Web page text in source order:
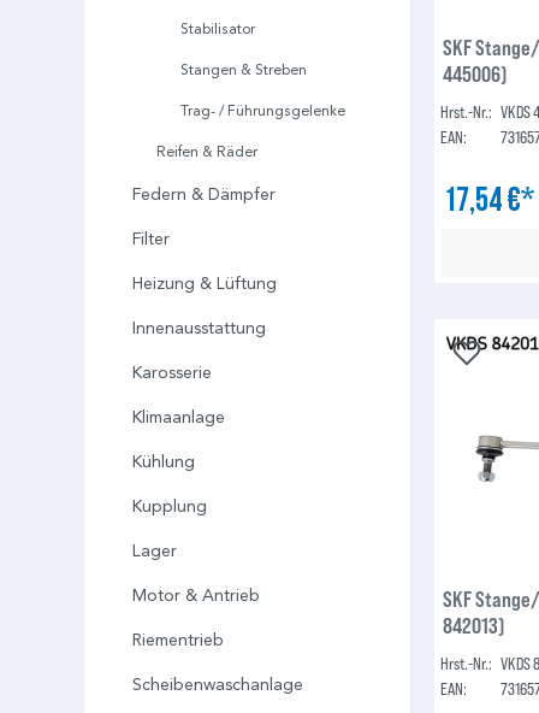
Stabilisator
Stangen & Streben
Trag- / Führungsgelenke
Reifen & Räder
Federn & Dämpfer
Filter
Heizung & Lüftung
Innenausstattung
Karosserie
Klimaanlage
Kühlung
Kupplung
Lager
Motor & Antrieb
Riementrieb
Scheibenwaschanlage
SKF
445006)
Hrst.-Nr.: VKDS
EAN:
17,54 €*
SKF
842013)
Hrst.-Nr.: VKDS
EAN: